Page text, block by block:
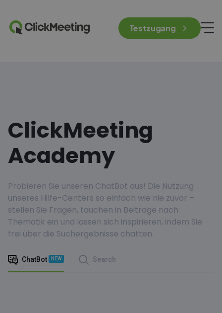
Testzugang
ClickMeeting
Academy
Probieren Sie unseren ChatBot aus! Die Nutzung
unseres Hilfe-Centers so einfach wie nie zuvor –
stellen Sie Fragen, tauchen in Beiträge nach
Thematik ein und lassen sich inspirieren, indem Sie
frei über die Suchergebnisse chatten.
ChatBot NEW Search